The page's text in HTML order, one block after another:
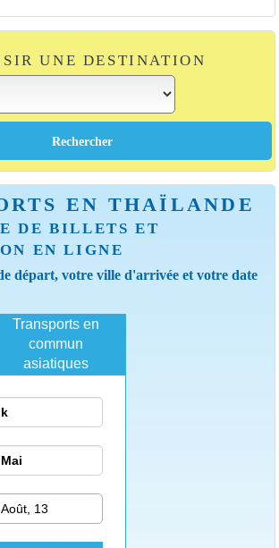
UNE DESTINATION
EN THAÏLANDE
DE BILLETS ET
EN LIGNE
départ, votre ville d'arrivée et votre date
Transports en
commun
asiatiques
Août, 13